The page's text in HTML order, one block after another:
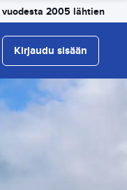
vuodesta 2005 lähtien
Kirjaudu sisään